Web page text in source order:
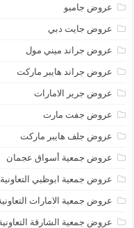
عروض جامبو
عروض جايت دبي
عروض جراند ميني مول
عروض جراند هايبر ماركت
عروض جرير الامارات
عروض جفت مارت
عروض جلف هايبر ماركت
عروض جمعية أسواق عجمان
عروض جمعية ابوظبي التعاونية
عروض جمعية الامارات
عروض جمعية الشارقة